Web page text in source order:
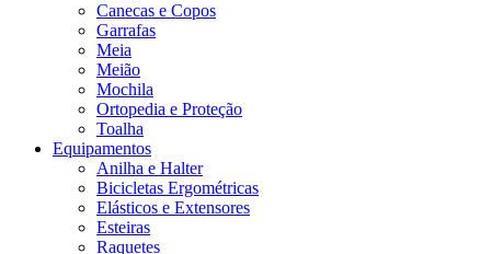
Canecas e Copos
Garrafas
Meia
Meião
Mochila
Ortopedia e Proteção
Toalha
Equipamentos
Anilha e Halter
Bicicletas Ergométricas
Elásticos e Extensores
Esteiras
Raquetes